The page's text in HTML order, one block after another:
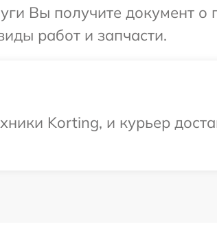
Вы получите документ о
работ и запчасти.
Korting, и курьер